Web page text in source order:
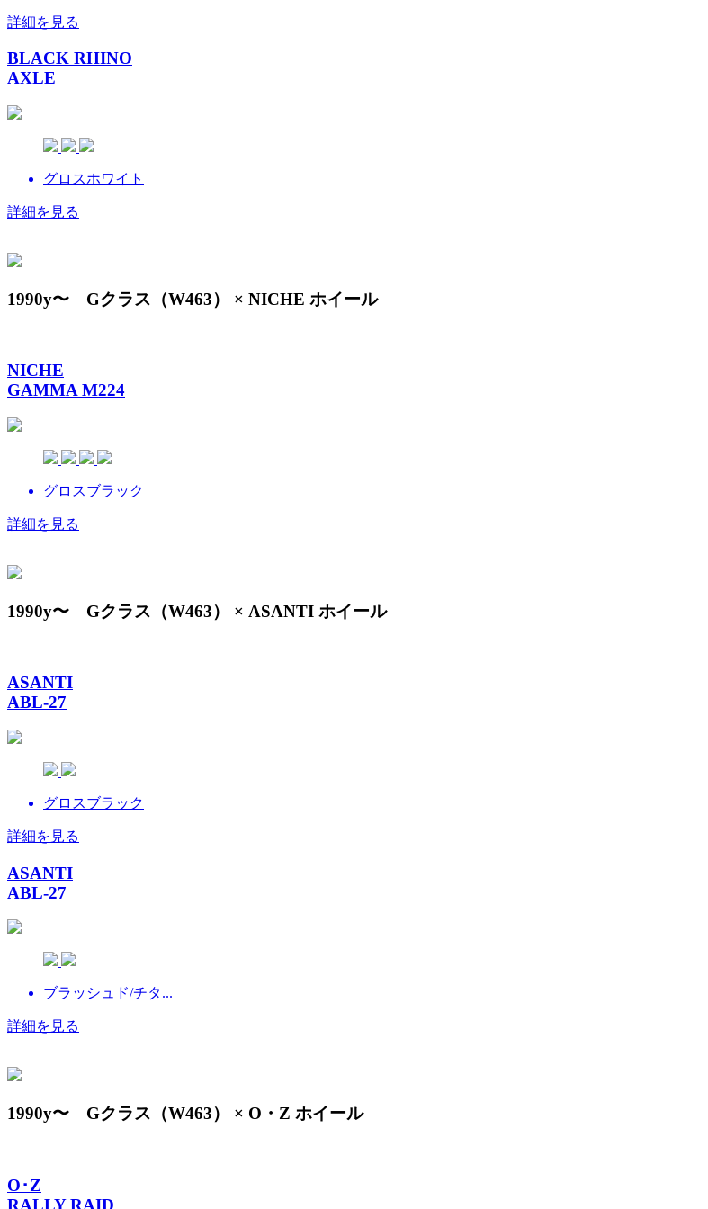
詳細を見る
BLACK RHINO
AXLE
グロスホワイト
詳細を見る
1990y〜 Gクラス（W463） × NICHE ホイール
NICHE
GAMMA M224
グロスブラック
詳細を見る
1990y〜 Gクラス（W463） × ASANTI ホイール
ASANTI
ABL-27
グロスブラック
詳細を見る
ASANTI
ABL-27
ブラッシュド/チタ...
詳細を見る
1990y〜 Gクラス（W463） × O・Z ホイール
O･Z
RALLY RAID